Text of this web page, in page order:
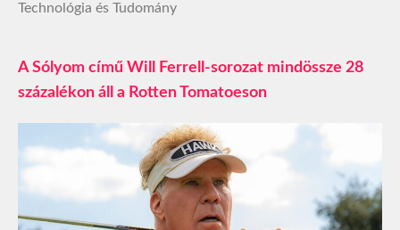
Technológia és Tudomány
A Sólyom című Will Ferrell-sorozat mindössze 28
százalékon áll a Rotten Tomatoeson